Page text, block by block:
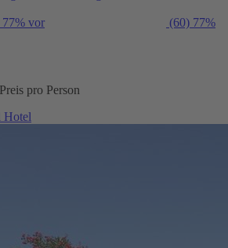
vor (60) 77%
Preis pro Person
Hotel